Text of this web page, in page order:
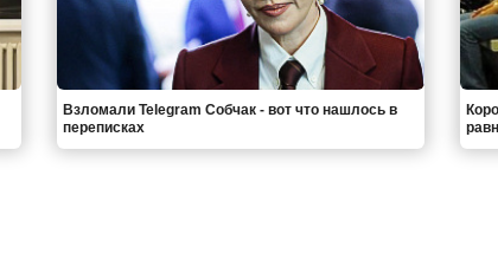
Взломали Telegram Собчак - вот что нашлось в
переписках